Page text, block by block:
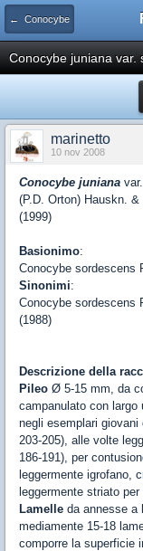
← Conocybe
Conocybe juniana var.
marinetto
10 nov 2008
Conocybe juniana var.
(P.D. Orton) Hauskn.
(1999)
Basionimo:
Conocybe sordescens
Sinonimi:
Conocybe sordescens
(1988)
Descrizione della
Pileo Ø 5-15 mm, da
campanulato con
negli esemplari
203-205), alle volte
186-191), per
leggermente igrofano,
leggermente striato
Lamelle da annesse a
mediamente 15-18
comporre la superficie